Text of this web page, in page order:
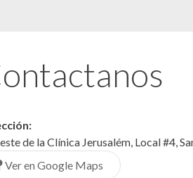
de la Clínica Jerusalém, Local #4,
Ver en Google Maps